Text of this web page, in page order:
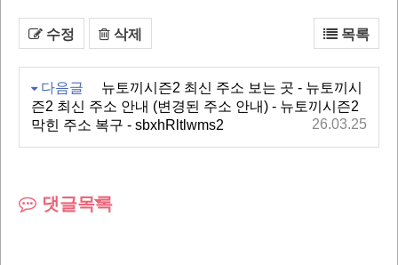
수정 삭제 목록
다음글
뉴토끼시즌2 최신 주소 보는 곳 - 뉴토끼시
즌2 최신 주소 안내 (변경된 주소 안내) - 뉴토끼시즌2
막힌 주소 복구 - sbxhRltlwms2
26.03.25
댓글목록